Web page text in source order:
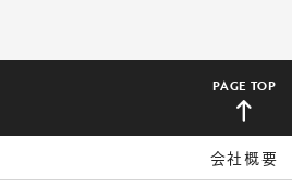
PAGE TOP
会社概要